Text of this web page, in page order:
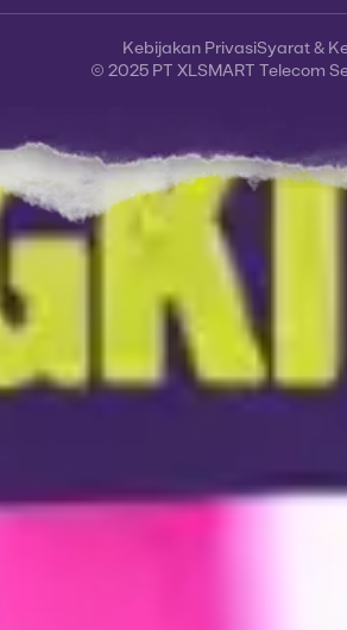
© 2025 PT XLSMART Telecom
Kebijakan PrivasiSyarat &